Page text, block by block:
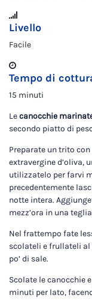
Livello
Facile
Tempo di
15 minuti
Lecanocchie
secondo piatto di
Preparate un trito
extravergine d’oliva,
utilizzatelo per farvi
precedentemente
notte intera.
mezz’ora in una
Nel frattempo fate
scolateli e frullateli al
po’ di sale.
Scolate le canocchie
minuti per lato,